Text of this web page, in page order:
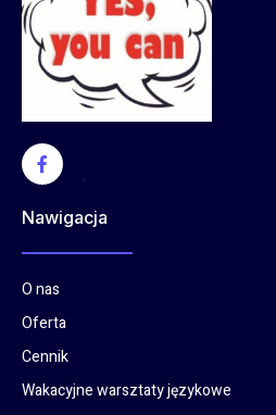
Nawigacja
O nas
Oferta
Cennik
Wakacyjne warsztaty językowe